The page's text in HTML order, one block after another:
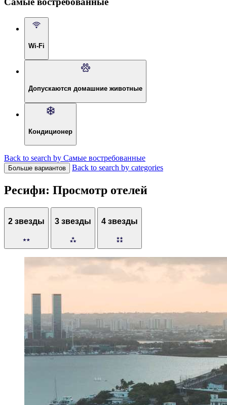
Wi-Fi
Допускаются домашние животные
Кондиционер
Back to search by Самые востребованные
Больше вариантов Back to search by categories
Ресифи: Просмотр отелей
2 звезды 3 звезды 4 звезды